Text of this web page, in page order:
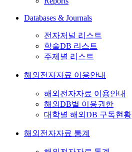
Databases & Journals
전자저널 리스트
학술DB 리스트
주제별 리스트
해외전자자료 이용안내
해외전자자료 이용안내
해외DB별 이용권한
대학별 해외DB 구독현황
해외전자자료 통계